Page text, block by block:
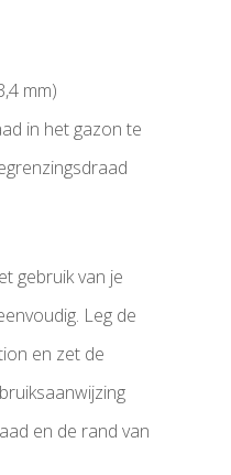
mm)
in het gazon te
gebruik van je
Leg de
en zet de
en de rand van